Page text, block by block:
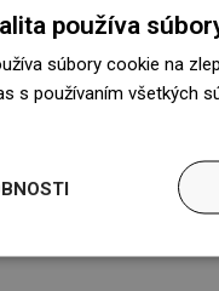
v
na
používa
súbory cookie na
s používaním všetkých